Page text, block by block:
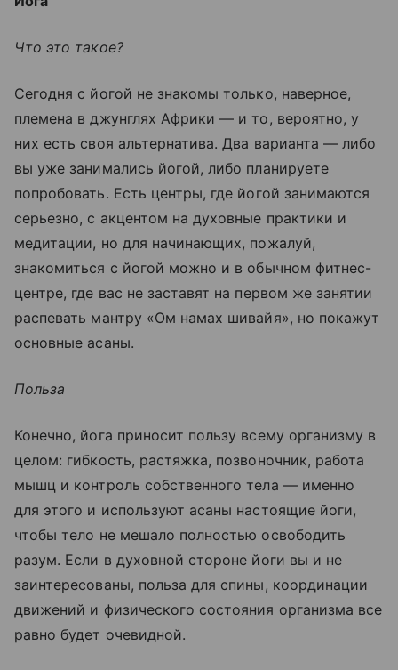
Что это такое?
Сегодня с йогой не знакомы только, наверное,
племена в джунглях Африки — и то, вероятно, у
них есть своя альтернатива. Два варианта — либо
вы уже занимались йогой, либо планируете
попробовать. Есть центры, где йогой занимаются
серьезно, с акцентом на духовные практики и
медитации, но для начинающих, пожалуй,
знакомиться с йогой можно и в обычном фитнес-
центре, где вас не заставят на первом же занятии
распевать мантру «Ом намах шивайя», но покажут
основные асаны.
Польза
Конечно, йога приносит пользу всему организму в
целом: гибкость, растяжка, позвоночник, работа
мышц и контроль собственного тела — именно
для этого и используют асаны настоящие йоги,
чтобы тело не мешало полностью освободить
разум. Если в духовной стороне йоги вы и не
заинтересованы, польза для спины, координации
движений и физического состояния организма все
равно будет очевидной.